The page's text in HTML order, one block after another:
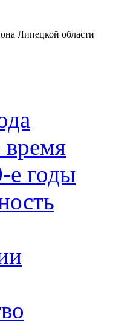
Липецкой области
время
е годы